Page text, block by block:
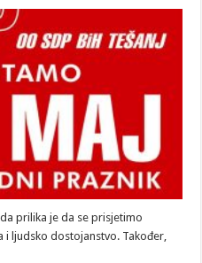
prilika je da se prisjetimo
ljudsko dostojanstvo. Također,